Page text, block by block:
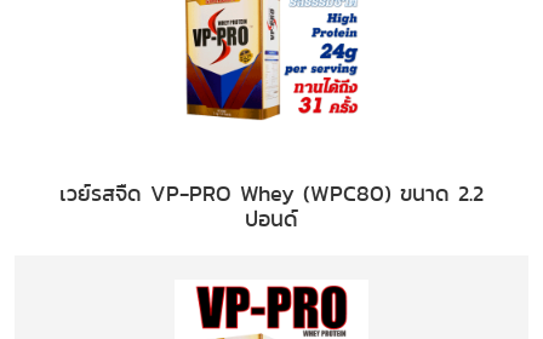
เวย์รสจืด VP-PRO Whey (WPC80) ขนาด 2.2
ปอนด์